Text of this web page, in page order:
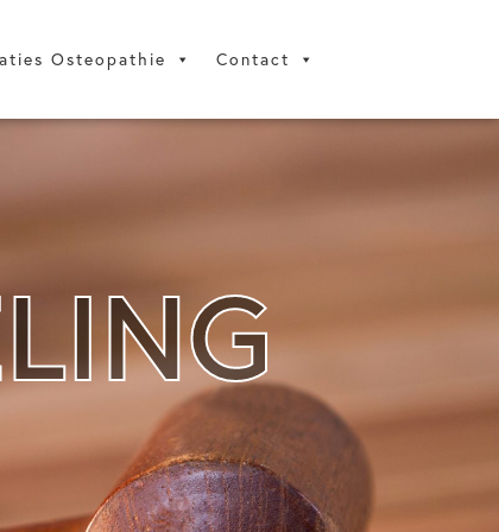
Osteopathie Contact